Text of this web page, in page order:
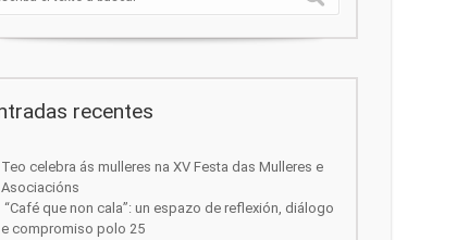
recentes
Teo celebra ás mulleres na XV Festa das Mulleres e
Asociacións
“Café que non cala”: un espazo de reflexión, diálogo
e compromiso polo 25